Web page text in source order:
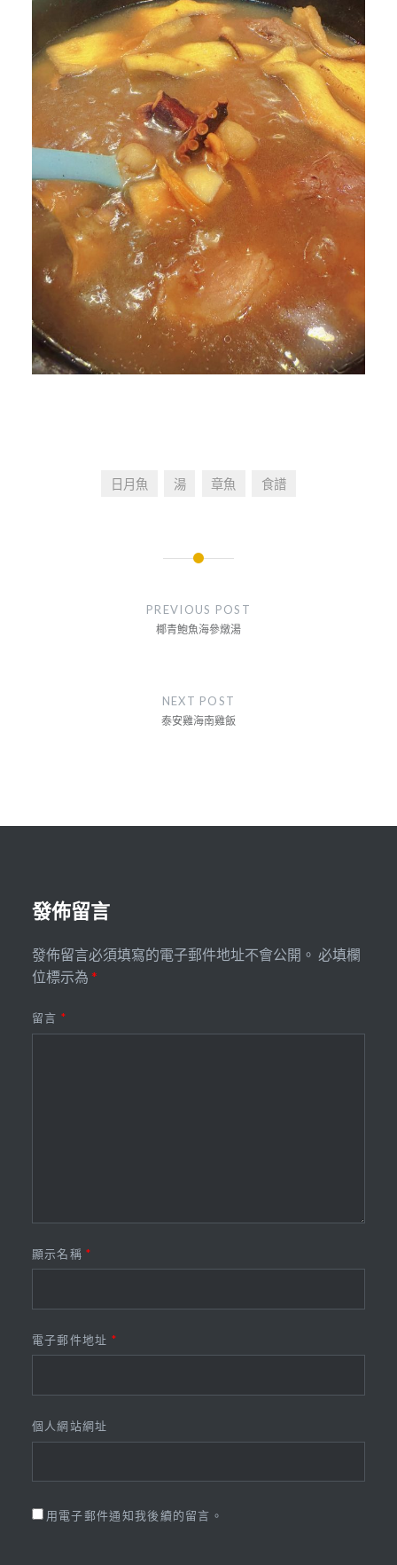
日月魚 湯 章魚 食譜
PREVIOUS POST
椰青鮑魚海參燉湯
NEXT POST
泰安雞海南雞飯
發佈留言
發佈留言必須填寫的電子郵件地址不會公開。 必填欄
位標示為 *
留言 *
顯示名稱*
電子郵件地址 *
個人網站網址
用電子郵件通知我後續的留言。